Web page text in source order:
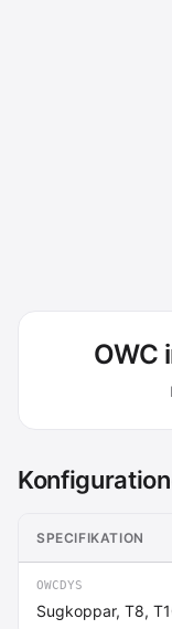
OWC
SPECIFIKATION
OWCDYS
Sugkoppar, T8,